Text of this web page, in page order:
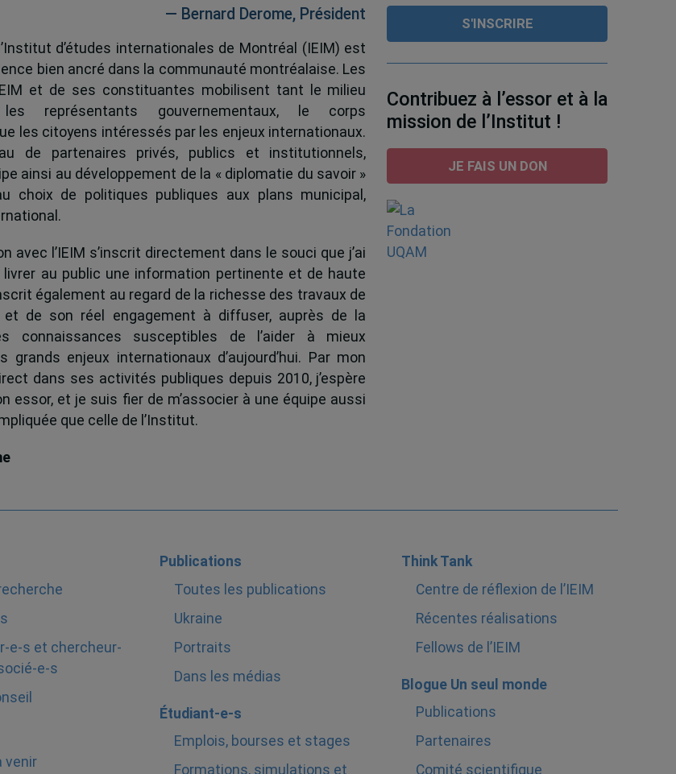
— Bernard Derome, Président
d’études internationales de Montréal (IEIM) est
bien ancré dans la communauté montréalaise. Les
et de ses constituantes mobilisent tant le milieu
les représentants gouvernementaux, le corps
les citoyens intéressés par les enjeux internationaux.
de partenaires privés, publics et institutionnels,
ainsi au développement de la « diplomatie du savoir »
choix de politiques publiques aux plans municipal,
avec l’IEIM s’inscrit directement dans le souci que j’ai
livrer au public une information pertinente et de haute
également au regard de la richesse des travaux de
et de son réel engagement à diffuser, auprès de la
connaissances susceptibles de l’aider à mieux
grands enjeux internationaux d’aujourd’hui. Par mon
dans ses activités publiques depuis 2010, j’espère
essor, et je suis fier de m’associer à une équipe aussi
que celle de l’Institut.
Contribuez à l’essor et à la
mission de l’Institut !
JE FAIS UN DON
e-s et chercheur-
e-s
venir
Publications
Toutes les publications
Ukraine
Portraits
Dans les médias
Étudiant-e-s
Emplois, bourses et stages
Formations, simulations et
Think Tank
Centre de réflexion de l’IEIM
Récentes réalisations
Fellows de l’IEIM
Blogue Un seul monde
Publications
Partenaires
Comité scientifique